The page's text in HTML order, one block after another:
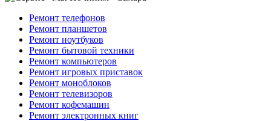
Ремонт телефонов
Ремонт планшетов
Ремонт ноутбуков
Ремонт бытовой техники
Ремонт компьютеров
Ремонт игровых приставок
Ремонт моноблоков
Ремонт телевизоров
Ремонт кофемашин
Ремонт электронных книг